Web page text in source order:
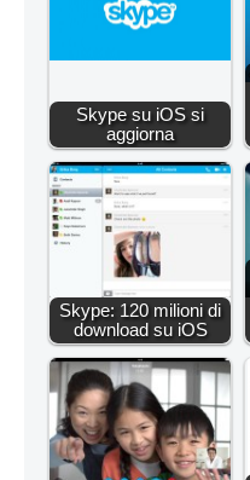
Skype su iOS si
aggiorna
Skype: 120 milioni di
download su iOS